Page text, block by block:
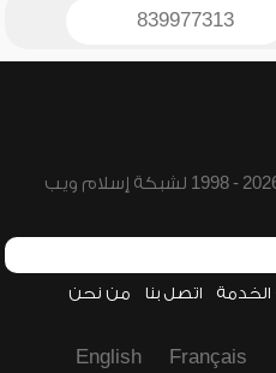
839977313
الخدمة اتصل بنا من نحن
Français
English